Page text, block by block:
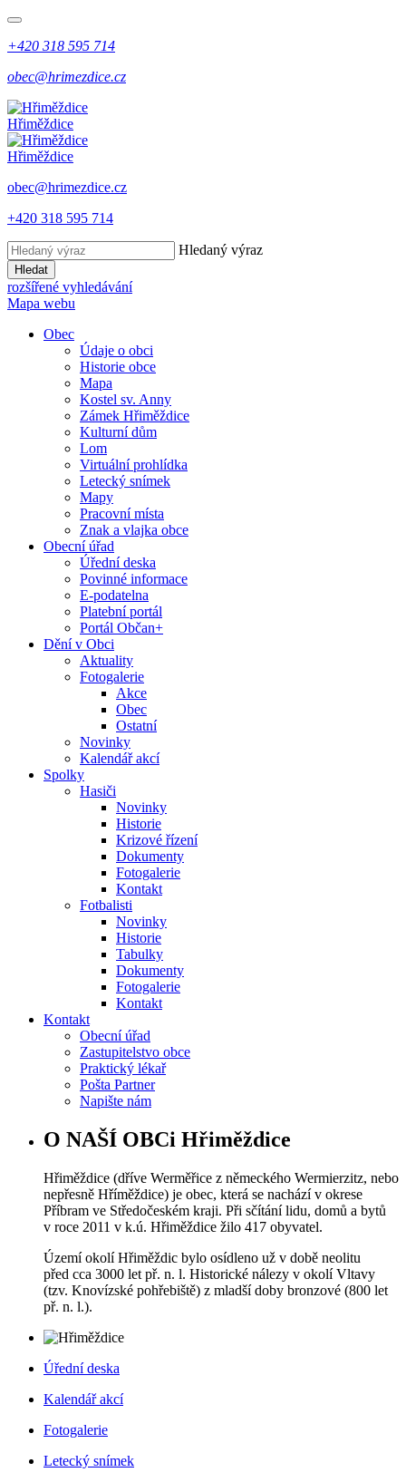
+420 318 595 714
obec@hrimezdice.cz
Hřiměždice
Hřiměždice
obec@hrimezdice.cz
+420 318 595 714
Hledaný výraz
Hledat
rozšířené vyhledávání
Mapa webu
Obec
Údaje o obci
Historie obce
Mapa
Kostel sv. Anny
Zámek Hřiměždice
Kulturní dům
Lom
Virtuální prohlídka
Letecký snímek
Mapy
Pracovní místa
Znak a vlajka obce
Obecní úřad
Úřední deska
Povinné informace
E-podatelna
Platební portál
Portál Občan+
Dění v Obci
Aktuality
Fotogalerie
Akce
Obec
Ostatní
Novinky
Kalendář akcí
Spolky
Hasiči
Novinky
Historie
Krizové řízení
Dokumenty
Fotogalerie
Kontakt
Fotbalisti
Novinky
Historie
Tabulky
Dokumenty
Fotogalerie
Kontakt
Kontakt
Obecní úřad
Zastupitelstvo obce
Praktický lékař
Pošta Partner
Napište nám
O NAŠÍ OBCi Hřiměždice
Hřiměždice (dříve Werměřice z německého Wermierzitz, nebo
nepřesně Hříměždice) je obec, která se nachází v okrese
Příbram ve Středočeském kraji. Při sčítání lidu, domů a bytů
v roce 2011 v k.ú. Hřiměždice žilo 417 obyvatel.
Území okolí Hřiměždic bylo osídleno už v době neolitu
před cca 3000 let př. n. l. Historické nálezy v okolí Vltavy
(tzv. Knovízské pohřebiště) z mladší doby bronzové (800 let
př. n. l.).
Úřední deska
Kalendář akcí
Fotogalerie
Letecký snímek